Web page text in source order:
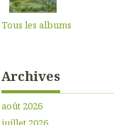
Tous les albums
Archives
août 2026